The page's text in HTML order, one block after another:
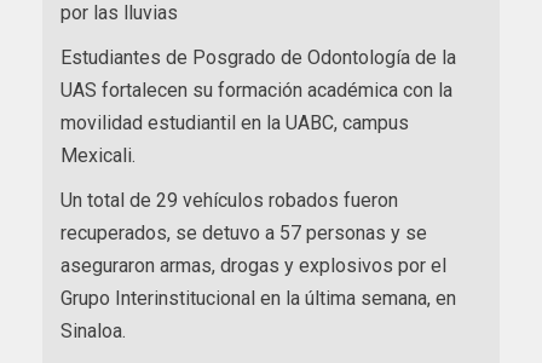
por las lluvias
Estudiantes de Posgrado de Odontología de la
UAS fortalecen su formación académica con la
movilidad estudiantil en la UABC, campus
Mexicali.
Un total de 29 vehículos robados fueron
recuperados, se detuvo a 57 personas y se
aseguraron armas, drogas y explosivos por el
Grupo Interinstitucional en la última semana, en
Sinaloa.